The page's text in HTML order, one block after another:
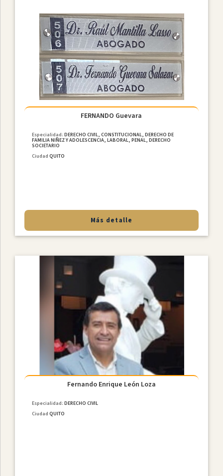
FERNANDO Guevara
Especialidad:DERECHO CIVIL, CONSTITUCIONAL, DERECHO DE
FAMILIA NIÑEZ Y ADOLESCENCIA, LABORAL, PENAL, DERECHO
SOCIETARIO
Ciudad QUITO
Más detalle
Fernando Enrique León Loza
Especialidad:DERECHO CIVIL
Ciudad QUITO